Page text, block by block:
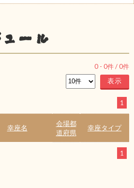
ール
0 - 0件 /0件
1
幸座名
会場都
道府県
幸座タイプ
1